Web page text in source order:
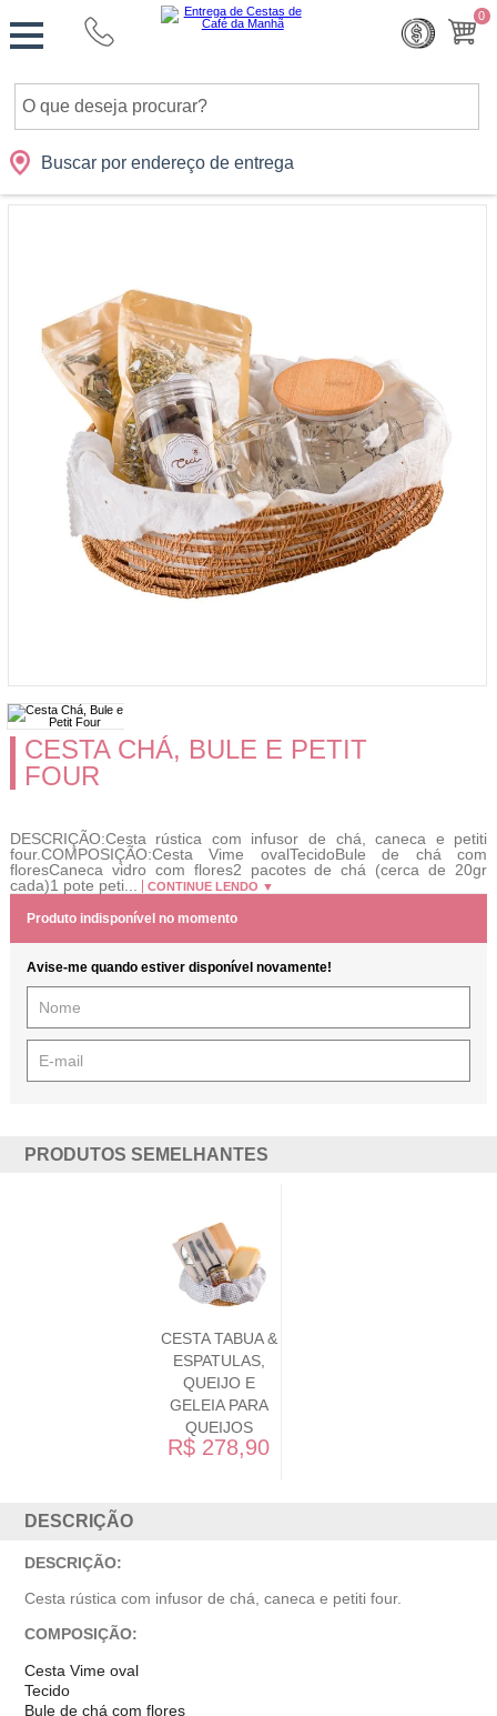
0
Buscar por endereço de entrega
Cidades Presentes Datas Shopping
Monte
sua
Cesta
CESTA CHÁ, BULE E PETIT
FOUR
DESCRIÇÃO:Cesta rústica com infusor de chá, caneca e petiti
four.COMPOSIÇÃO:Cesta Vime ovalTecidoBule de chá com
floresCaneca vidro com flores2 pacotes de chá (cerca de 20gr
cada)1 pote peti...
CONTINUE LENDO ▼
Produto indisponível no momento
Avise-me quando estiver disponível novamente!
PRODUTOS SEMELHANTES
CESTA TABUA &
ESPATULAS,
GELEIA PARA
R$ 278,90
DESCRIÇÃO
DESCRIÇÃO:
Cesta rústica com infusor de chá, caneca e petiti four.
COMPOSIÇÃO:
Cesta Vime oval
Tecido
Bule de chá com flores